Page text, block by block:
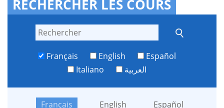
RECHERCHER LES COURS
Français English
Español
Italiano
العربية
Français English
Español